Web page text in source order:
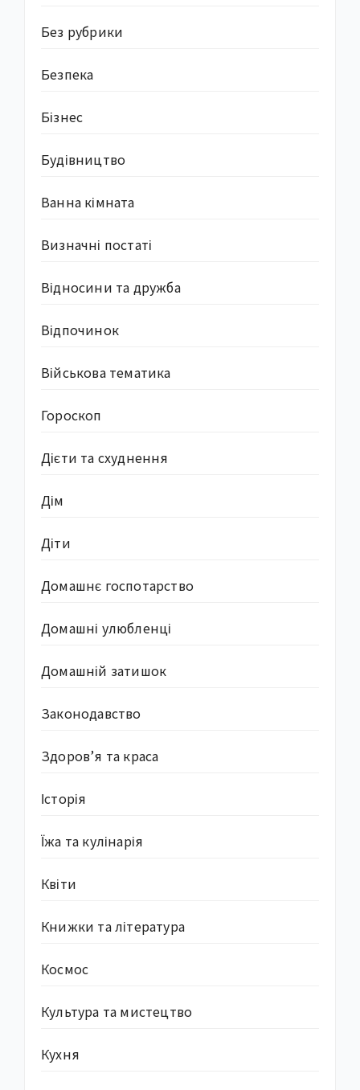
Без рубрики
Безпека
Бізнес
Будівництво
Ванна кімната
Визначні постаті
Відносини та дружба
Відпочинок
Військова тематика
Гороскоп
Дієти та схуднення
Дім
Діти
Домашнє госпотарство
Домашні улюбленці
Домашній затишок
Законодавство
Здоров’я та краса
Історія
Їжа та кулінарія
Квіти
Книжки та література
Космос
Культура та мистецтво
Кухня